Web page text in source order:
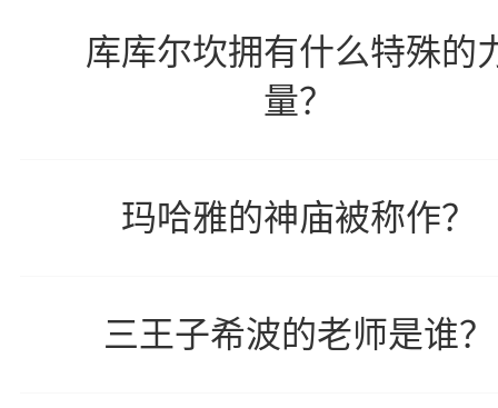
库库尔坎拥有什么特殊的
量？
玛哈雅的神庙被称作？
三王子希波的老师是谁？